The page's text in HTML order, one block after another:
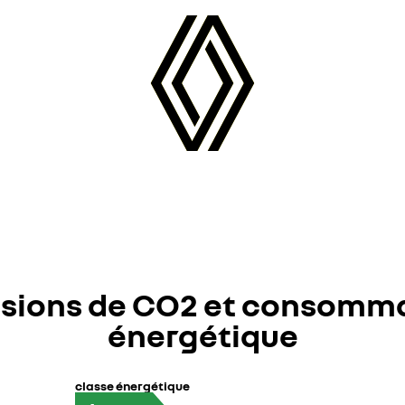
de CO2 et
énergétique
classe énergétique